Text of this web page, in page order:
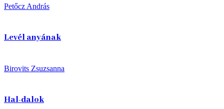
Petőcz András
Levél anyának
Birovits Zsuzsanna
Hal-dalok